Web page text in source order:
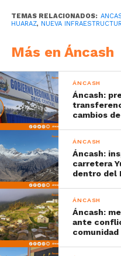
TEMAS RELACIONADOS:
HUARAZ, NUEVA
Más en Áncash
ÁNCASH
Áncash:
cambios
ÁNCASH
Áncash:
carretera
dentro del
ÁNCASH
Áncash:
ante